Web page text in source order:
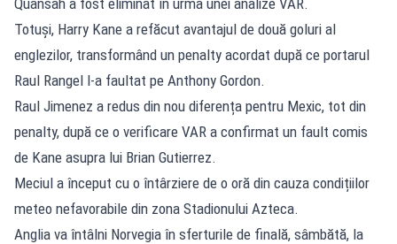
Totuși, Harry Kane a refăcut avantajul de două goluri al
englezilor, transformând un penalty acordat după ce portarul
Raul Rangel l-a faultat pe Anthony Gordon.
Raul Jimenez a redus din nou diferența pentru Mexic, tot din
penalty, după ce o verificare VAR a confirmat un fault comis
de Kane asupra lui Brian Gutierrez.
Meciul a început cu o întârziere de o oră din cauza condițiilor
meteo nefavorabile din zona Stadionului Azteca.
Anglia va întâlni Norvegia în sferturile de finală, sâmbătă, la